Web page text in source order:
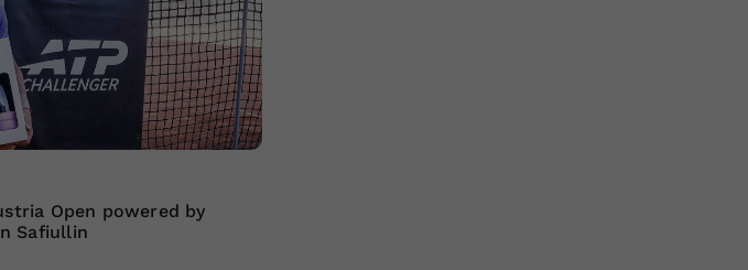
Open powered by
Safiullin